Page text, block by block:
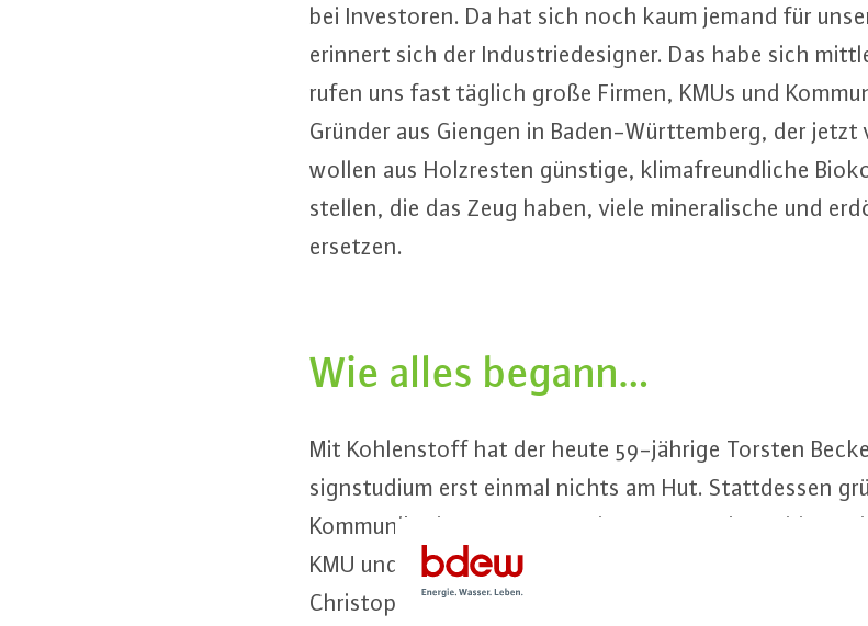
bei In­ves­to­ren. Da hat sich noch kaum jemand für
erinnert sich der In­dus­trie­de­si­gner. Das habe sich
rufen uns fast täglich große Firmen, KMUs und
Gründer aus Giengen in Ba­den-Würt­tem­berg, der jetzt
wollen aus Holz­res­ten günstige, kli­ma­freund­li­che
stel­len, die das Zeug haben, viele mi­ne­ra­li­sche und
ersetzen.
Wie alles begann…
Mit Koh­len­stoff hat der heute 59-jäh­ri­ge Torsten
sign­stu­di­um erst einmal nichts am Hut. Statt­des­sen
Kom­mu­ni­ka­ti­ons­agen­tur und un­ter­stützt in
KMU und Industrie. Dabei lernt er 2013 Christoph
Christoph war in den Sieb­zi­ger­jah­ren ein Pionier bei